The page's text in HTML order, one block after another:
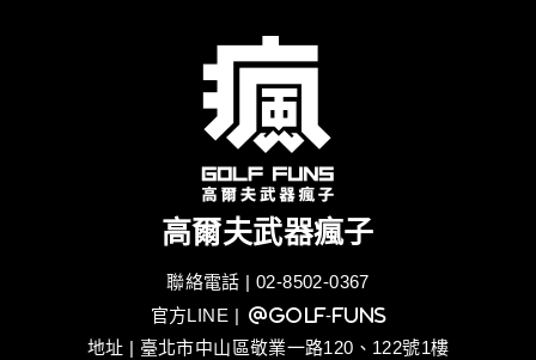
高爾夫武器瘋子
聯絡電話 | 02-8502-0367
官方LINE | @golf-funs
地址 | 臺北市中山區敬業一路120、122號1樓